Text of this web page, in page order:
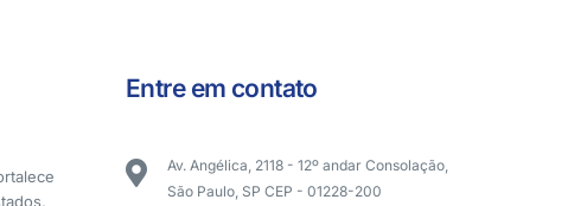
Entre em contato
Av. Angélica, 2118 - 12º andar Consolação,
São Paulo, SP CEP - 01228-200